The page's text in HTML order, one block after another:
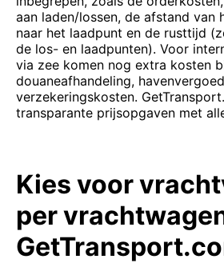
aan laden/lossen, de afstand van
naar het laadpunt en de rusttijd
de los- en laadpunten). Voor
via zee komen nog extra kosten
douaneafhandeling,
verzekeringskosten.
transparante prijsopgaven met
Kies voor
per